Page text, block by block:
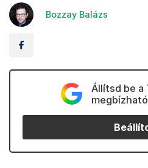
Bozzay Balázs
Állítsd be a